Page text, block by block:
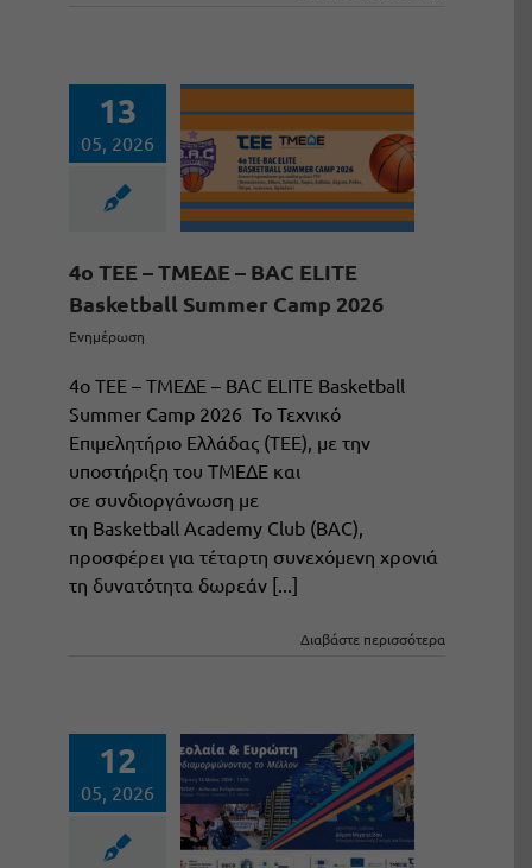
13
05, 2026
4ο ΤΕΕ – ΤΜΕΔΕ – BAC ELITE
Basketball Summer Camp 2026
Ενημέρωση
4ο ΤΕΕ – ΤΜΕΔΕ – BAC ELITE Basketball
Summer Camp 2026 Το Τεχνικό
Επιμελητήριο Ελλάδας (ΤΕΕ), με την
υποστήριξη του ΤΜΕΔΕ και
σε συνδιοργάνωση με
τη Basketball Academy Club (BAC),
προσφέρει για τέταρτη συνεχόμενη χρονιά
τη δυνατότητα δωρεάν [...]
Διαβάστε περισσότερα
12
05, 2026